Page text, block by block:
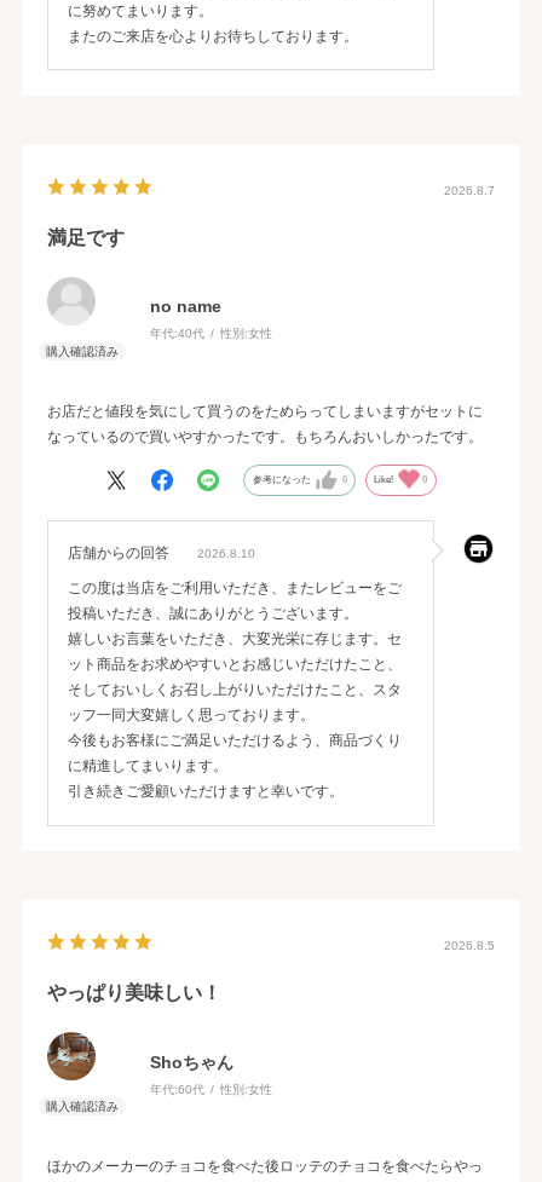
に努めてまいります。
またのご来店を心よりお待ちしております。
2026.8.7
満足です
no name
年代:40代 性別:女性
お店だと値段を気にして買うのをためらってしまいますがセットに
なっているので買いやすかったです。もちろんおいしかったです。
参考になった 0 Like! 0
店舗からの回答 2026.8.10
この度は当店をご利用いただき、またレビューをご
投稿いただき、誠にありがとうございます。
嬉しいお言葉をいただき、大変光栄に存じます。セ
ット商品をお求めやすいとお感じいただけたこと、
そしておいしくお召し上がりいただけたこと、スタ
ッフ一同大変嬉しく思っております。
今後もお客様にご満足いただけるよう、商品づくり
に精進してまいります。
引き続きご愛顧いただけますと幸いです。
2026.8.5
やっぱり美味しい！
Shoちゃん
年代:60代 性別:女性
ほかのメーカーのチョコを食べた後ロッテのチョコを食べたらやっ